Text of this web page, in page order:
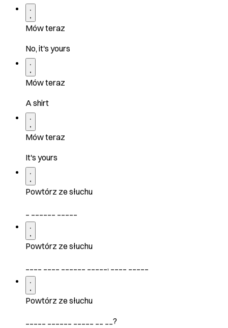
Mów teraz
No, it's yours
Mów teraz
A shirt
Mów teraz
It's yours
Powtórz ze słuchu
Powtórz ze słuchu
____ ____ ______ _____, ____ _____
Powtórz ze słuchu
_____ ______ _____ __ __?